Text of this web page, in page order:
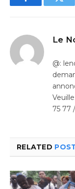
Facebook
Le
@:
75 77
RELATED